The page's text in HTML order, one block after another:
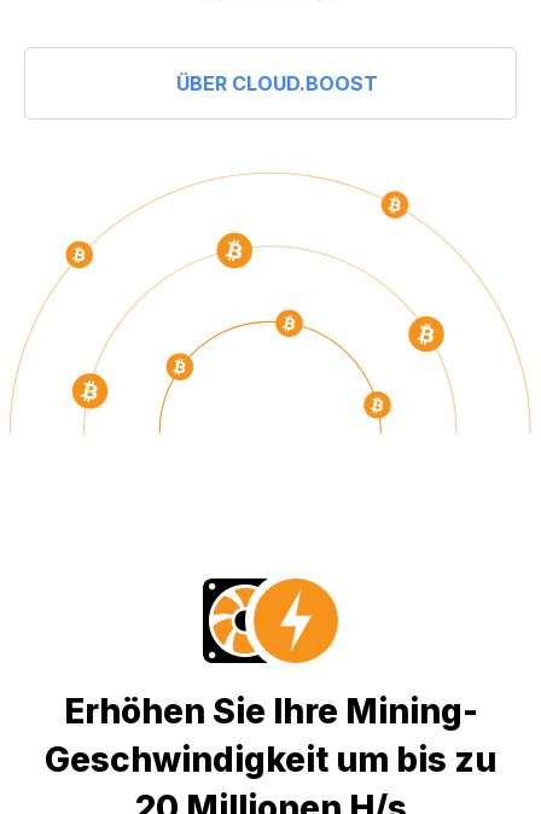
ÜBER CLOUD.BOOST
Erhöhen Sie Ihre Mining-
Geschwindigkeit um bis zu